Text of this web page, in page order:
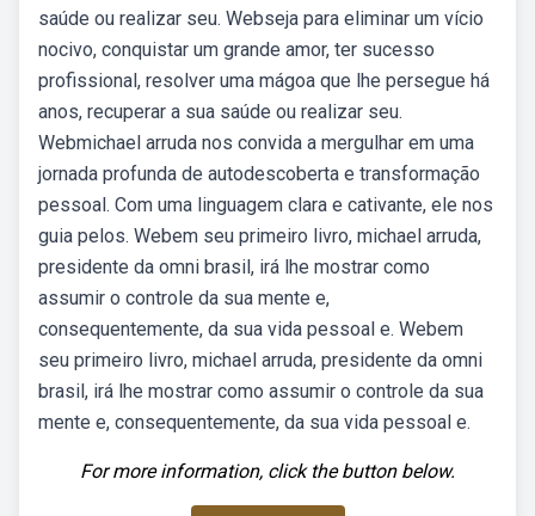
saúde ou realizar seu. Webseja para eliminar um vício
nocivo, conquistar um grande amor, ter sucesso
profissional, resolver uma mágoa que lhe persegue há
anos, recuperar a sua saúde ou realizar seu.
Webmichael arruda nos convida a mergulhar em uma
jornada profunda de autodescoberta e transformação
pessoal. Com uma linguagem clara e cativante, ele nos
guia pelos. Webem seu primeiro livro, michael arruda,
presidente da omni brasil, irá lhe mostrar como
assumir o controle da sua mente e,
consequentemente, da sua vida pessoal e. Webem
seu primeiro livro, michael arruda, presidente da omni
brasil, irá lhe mostrar como assumir o controle da sua
mente e, consequentemente, da sua vida pessoal e.
For more information, click the button below.